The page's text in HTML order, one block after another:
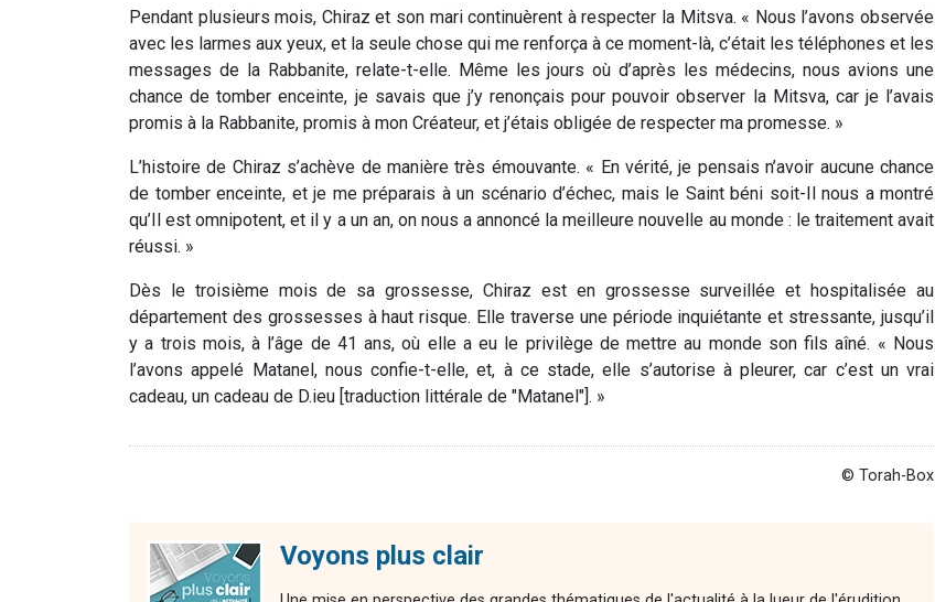
Pendant plusieurs mois, Chiraz et son mari continuèrent à respecter la Mitsva. « Nous l’avons observée
avec les larmes aux yeux, et la seule chose qui me renforça à ce moment-là, c’était les téléphones et les
messages de la Rabbanite, relate-t-elle. Même les jours où d’après les médecins, nous avions une
chance de tomber enceinte, je savais que j’y renonçais pour pouvoir observer la Mitsva, car je l’avais
promis à la Rabbanite, promis à mon Créateur, et j’étais obligée de respecter ma promesse. »
L’histoire de Chiraz s’achève de manière très émouvante. « En vérité, je pensais n’avoir aucune chance
de tomber enceinte, et je me préparais à un scénario d’échec, mais le Saint béni soit-Il nous a montré
qu’Il est omnipotent, et il y a un an, on nous a annoncé la meilleure nouvelle au monde : le traitement avait
réussi. »
Dès le troisième mois de sa grossesse, Chiraz est en grossesse surveillée et hospitalisée au
département des grossesses à haut risque. Elle traverse une période inquiétante et stressante, jusqu’il
y a trois mois, à l’âge de 41 ans, où elle a eu le privilège de mettre au monde son fils aîné. « Nous
l’avons appelé Matanel, nous confie-t-elle, et, à ce stade, elle s’autorise à pleurer, car c’est un vrai
cadeau, un cadeau de D.ieu [traduction littérale de "Matanel"]. »
© Torah-Box
Voyons plus clair